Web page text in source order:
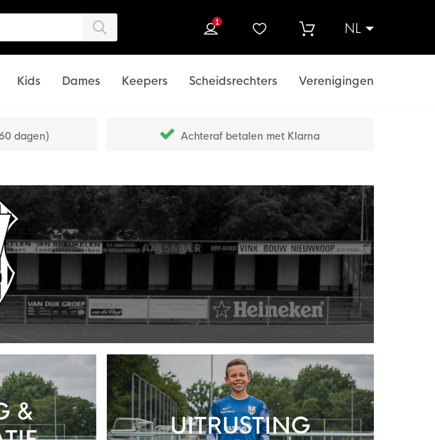
NL
1
Kids Dames Keepers Scheidsrechters Verenigingen
dagen) Achteraf betalen met Klarna
&
UITRUSTING